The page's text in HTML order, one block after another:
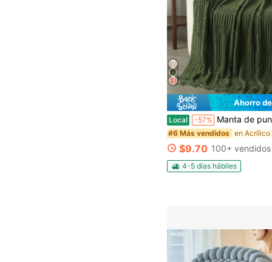
Ahorro
Local -57% Manta de punto de diamante de unicolor con flecos, manta bohemia suave y
#6 Más vendidos
$9.70 100+ vendidos
4-5 días hábiles